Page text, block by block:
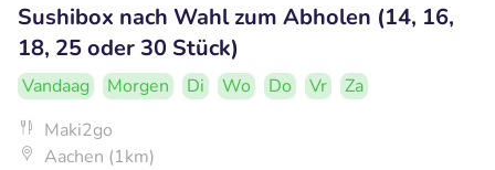
Sushibox nach Wahl zum Abholen (14, 16,
18, 25 oder 30 Stück)
Vandaag Morgen Di Wo Do Vr
Za
Maki2go
Aachen (1km)